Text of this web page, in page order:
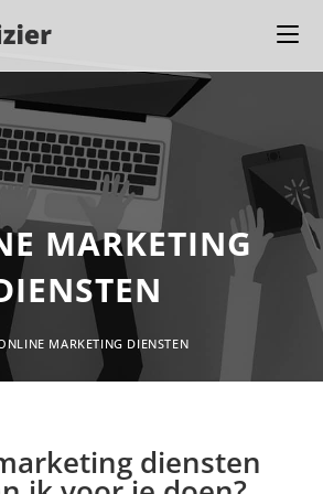
MARKETING
MARKETING DIENSTEN
diensten